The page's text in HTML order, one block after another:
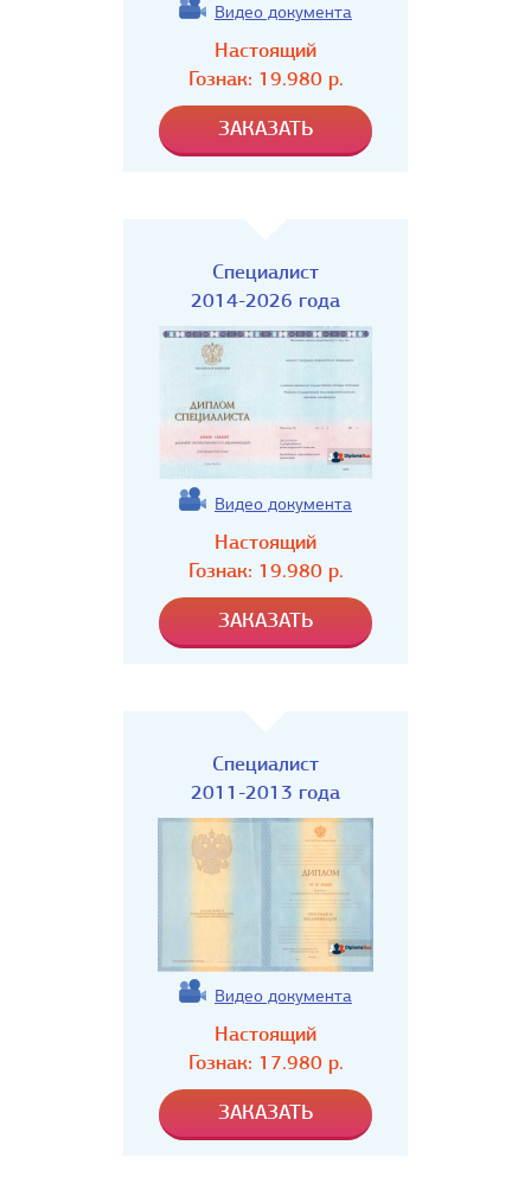
Видео документа
Настоящий
Гознак: 19.980р.
Специалист
2014-2026 года
Видео документа
Настоящий
Гознак: 19.980р.
Специалист
2011-2013 года
Видео документа
Настоящий
Гознак: 17.980р.